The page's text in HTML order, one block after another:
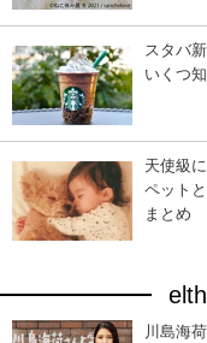
スタバ
いくつ
天使級
ペット
まとめ
川島海